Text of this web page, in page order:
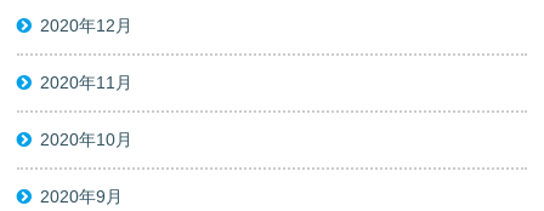
2020年12月
2020年11月
2020年10月
2020年9月